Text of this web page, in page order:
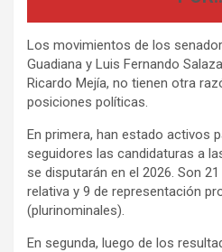
Los movimientos de los
Guadiana y Luis Fernando
Ricardo Mejía, no tienen otra
posiciones políticas.
En primera, han estado activos
seguidores las candidaturas a
se disputarán en el 2026. Son
relativa y 9 de representación
(plurinominales).
En segunda, luego de los